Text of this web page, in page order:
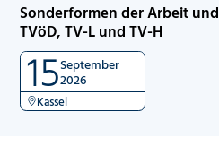
Sonderformen der Arbeit
TVöD, TV-L und TV-H
15September
2026
Kassel